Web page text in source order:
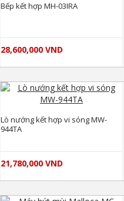
Bếp kết hợp MH-03IRA
28,600,000 VND
Lò nướng kết hợp vi sóng MW-
944TA
21,780,000 VND